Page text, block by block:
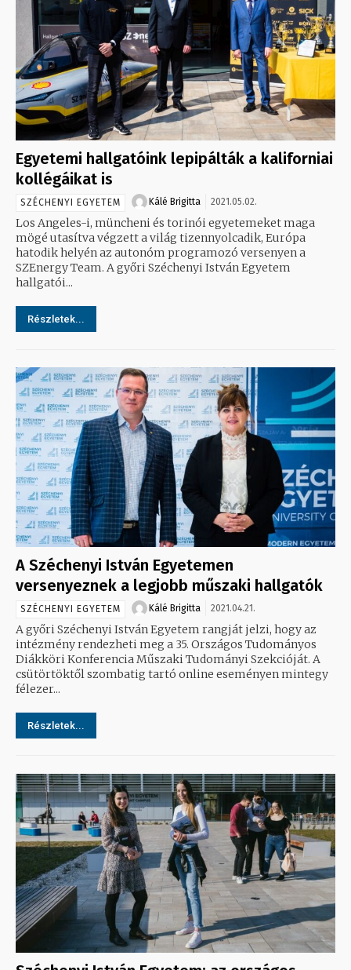
Egyetemi hallgatóink lepipálták a kaliforniai
kollégáikat is
SZÉCHENYI EGYETEM Kálé Brigitta 2021.05.02.
Los Angeles-i, müncheni és torinói egyetemeket maga
mögé utasítva végzett a világ tizennyolcadik, Európa
hatodik helyén az autonóm programozó versenyen a
SZEnergy Team. A győri Széchenyi István Egyetem
hallgatói...
Részletek...
A Széchenyi István Egyetemen
versenyeznek a legjobb műszaki hallgatók
SZÉCHENYI EGYETEM Kálé Brigitta 2021.04.21.
A győri Széchenyi István Egyetem rangját jelzi, hogy az
intézmény rendezheti meg a 35. Országos Tudományos
Diákköri Konferencia Műszaki Tudományi Szekcióját. A
csütörtöktől szombatig tartó online eseményen mintegy
félezer...
Részletek...